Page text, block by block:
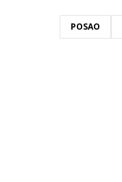
POSAO